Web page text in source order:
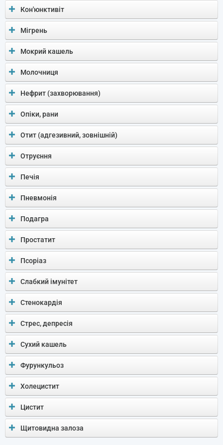
Кон'юнктивіт
Мігрень
Мокрий кашель
Молочниця
Нефрит (захворювання)
Опіки, рани
Отит (адгезивний, зовнішній)
Отруєння
Печія
Пневмонія
Подагра
Простатит
Псоріаз
Слабкий імунітет
Стенокардія
Стрес, депресія
Сухий кашель
Фурункульоз
Холецистит
Цистит
Щитовидна залоза